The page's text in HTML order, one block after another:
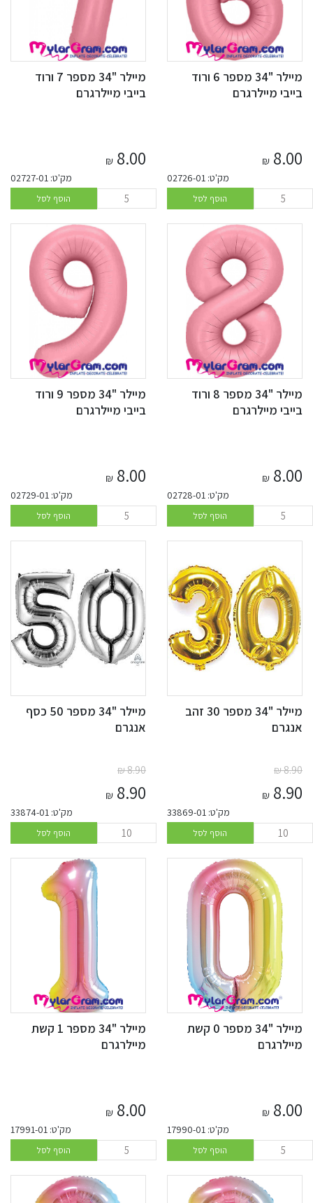
מיילר "34 מספר 6 ורוד
בייבי מיילרגרם
8.00
₪
מק'ט: 02726-01
הוסף לסל
מיילר "34 מספר 7 ורוד
בייבי מיילרגרם
8.00
₪
מק'ט: 02727-01
הוסף לסל
מיילר "34 מספר 8 ורוד
בייבי מיילרגרם
8.00
₪
מק'ט: 02728-01
הוסף לסל
מיילר "34 מספר 9 ורוד
בייבי מיילרגרם
8.00
₪
מק'ט: 02729-01
הוסף לסל
מיילר "34 מספר 30 זהב
אנגרם
8.90
₪
8.90
₪
מק'ט: 33869-01
הוסף לסל
מיילר "34 מספר 50 כסף
אנגרם
8.90
₪
8.90
₪
מק'ט: 33874-01
הוסף לסל
מיילר "34 מספר 0 קשת
מיילרגרם
8.00
₪
מק'ט: 17990-01
הוסף לסל
מיילר "34 מספר 1 קשת
מיילרגרם
8.00
₪
מק'ט: 17991-01
הוסף לסל